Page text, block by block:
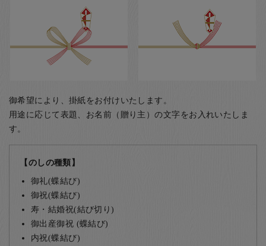
御希望により、掛紙をお付けいたします。
用途に応じて表題、お名前（贈り主）の文字をお入れいたしま
す。
【のしの種類】
御礼(蝶結び)
御祝(蝶結び)
寿・結婚祝(結び切り)
御出産御祝 (蝶結び)
内祝(蝶結び)